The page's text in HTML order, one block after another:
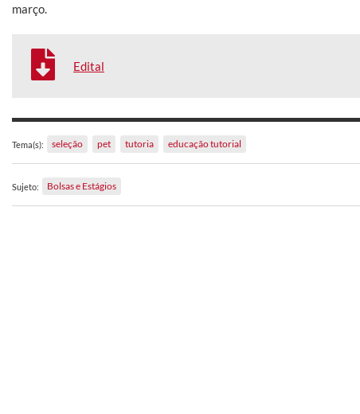
março.
Edital
Tema(s): seleção pet tutoria educação tutorial
Sujeto: Bolsas e Estágios